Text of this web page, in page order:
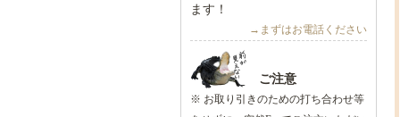
ます！
→まずはお電話ください
ご注意
※ お取り引きのための打ち合わせ等